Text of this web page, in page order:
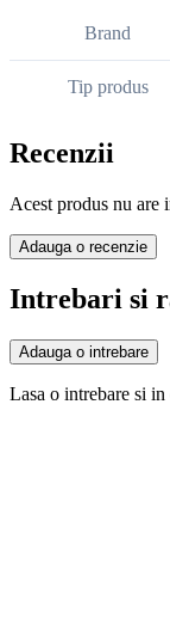
Brand
Tip produs
Recenzii
Acest produs nu are
Adauga o recenzie
Intrebari si
Adauga o intrebare
Lasa o intrebare si